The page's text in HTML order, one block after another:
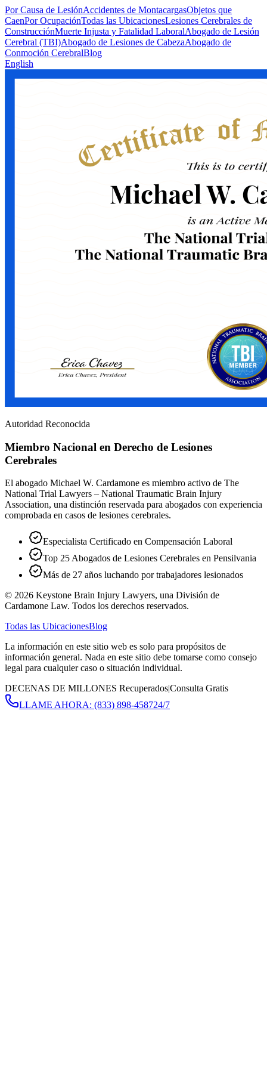
Por Causa de LesiónAccidentes de MontacargasObjetos que
CaenPor OcupaciónTodas las UbicacionesLesiones Cerebrales de
ConstrucciónMuerte Injusta y Fatalidad LaboralAbogado de Lesión
Cerebral (TBI)Abogado de Lesiones de CabezaAbogado de
Conmoción CerebralBlog
English
Autoridad Reconocida
Miembro Nacional en Derecho de Lesiones
Cerebrales
El abogado Michael W. Cardamone es miembro activo de The
National Trial Lawyers – National Traumatic Brain Injury
Association, una distinción reservada para abogados con experiencia
comprobada en casos de lesiones cerebrales.
Especialista Certificado en Compensación Laboral
Top 25 Abogados de Lesiones Cerebrales en Pensilvania
Más de 27 años luchando por trabajadores lesionados
© 2026 Keystone Brain Injury Lawyers, una División de
Cardamone Law. Todos los derechos reservados.
Todas las UbicacionesBlog
La información en este sitio web es solo para propósitos de
información general. Nada en este sitio debe tomarse como consejo
legal para cualquier caso o situación individual.
DECENAS DE MILLONES Recuperados|Consulta Gratis
LLAME AHORA: (833) 898-458724/7